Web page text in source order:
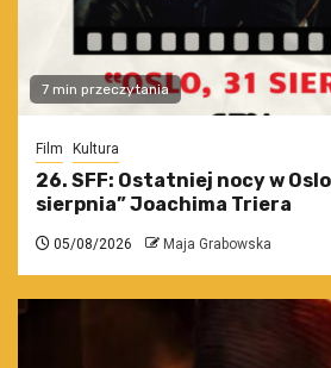
7 min przeczytania
Film Kultura
26. SFF: Ostatniej nocy w Oslo.
sierpnia” Joachima Triera
05/08/2026 Maja Grabowska